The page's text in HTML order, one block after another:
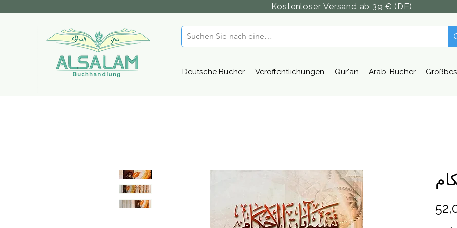
Kostenloser Versand ab 39 € (DE)
Deutsche Bücher Veröffentlichungen Qur'an Arab. Bücher